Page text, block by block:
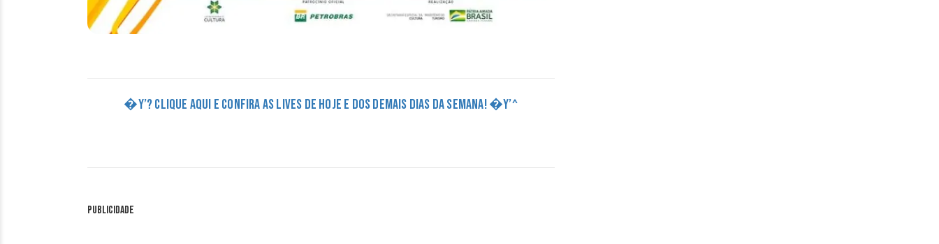
�Y’? CLIQUE AQUI E CONFIRA AS LIVES DE HOJE E DOS DEMAIS DIAS DA SEMANA! �Y’^
Publicidade